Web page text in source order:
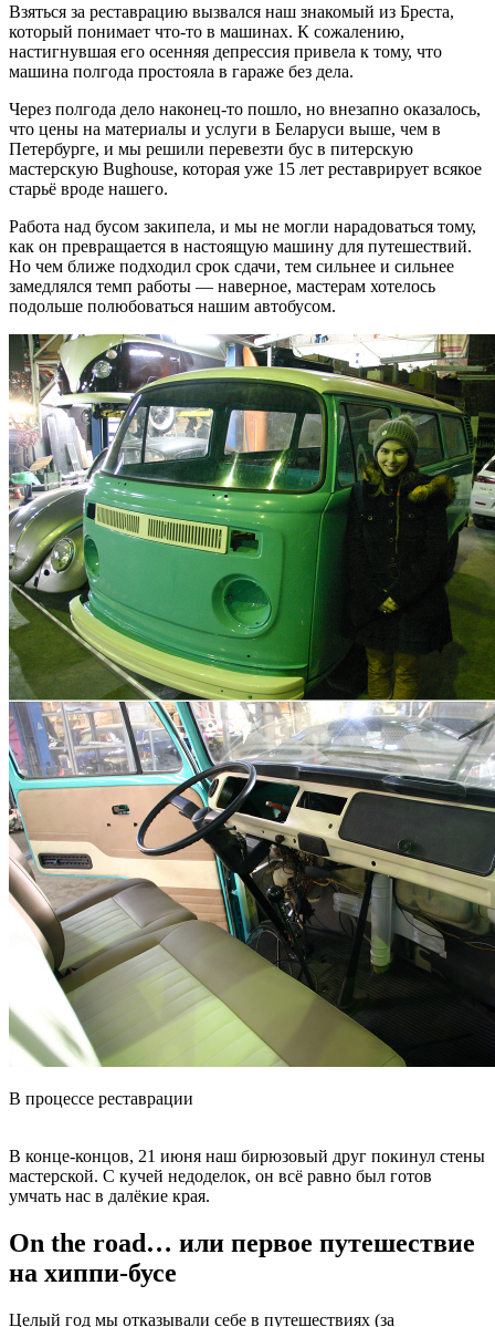
Взяться за реставрацию вызвался наш знакомый из Бреста,
который понимает что-то в машинах. К сожалению,
настигнувшая его осенняя депрессия привела к тому, что
машина полгода простояла в гараже без дела.
Через полгода дело наконец-то пошло, но внезапно оказалось,
что цены на материалы и услуги в Беларуси выше, чем в
Петербурге, и мы решили перевезти бус в питерскую
мастерскую Bughouse, которая уже 15 лет реставрирует всякое
старьё вроде нашего.
Работа над бусом закипела, и мы не могли нарадоваться тому,
как он превращается в настоящую машину для путешествий.
Но чем ближе подходил срок сдачи, тем сильнее и сильнее
замедлялся темп работы — наверное, мастерам хотелось
подольше полюбоваться нашим автобусом.
В процессе реставрации
В конце-концов, 21 июня наш бирюзовый друг покинул стены
мастерской. С кучей недоделок, он всё равно был готов
умчать нас в далёкие края.
On the road… или первое путешествие
на хиппи-бусе
Целый год мы отказывали себе в путешествиях (за